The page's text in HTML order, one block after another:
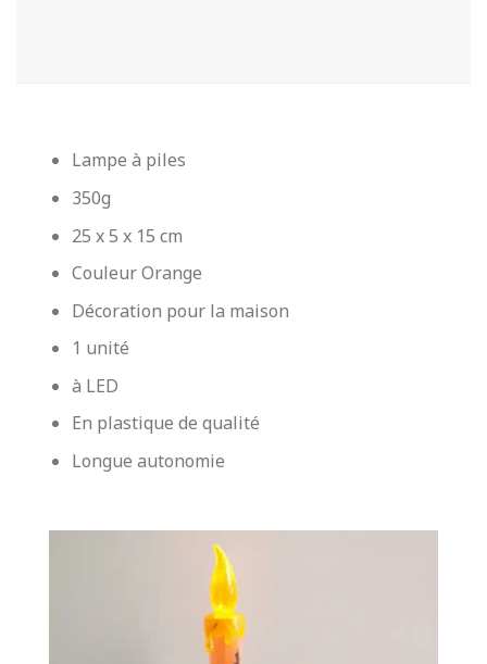
Lampe à piles
350g
25 x 5 x 15 cm
Couleur Orange
Décoration pour la maison
1 unité
à LED
En plastique de qualité
Longue autonomie